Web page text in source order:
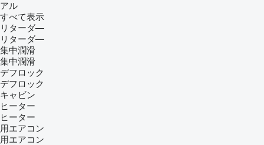
アル
すべて表示
リターダ―
リターダ―
集中潤滑
集中潤滑
デフロック
デフロック
キャビン
ヒーター
ヒーター
用エアコン
用エアコン